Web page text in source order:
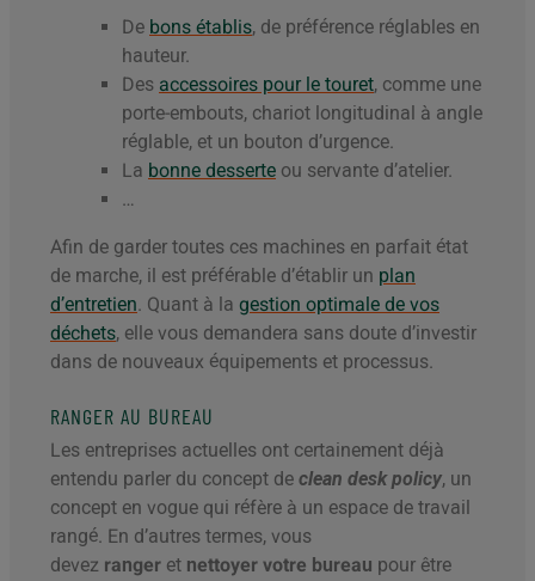
De bons établis, de préférence réglables en
hauteur.
Des accessoires pour le touret, comme une
porte-embouts, chariot longitudinal à angle
réglable, et un bouton d’urgence.
La bonne desserte ou servante d’atelier.
…
Afin de garder toutes ces machines en parfait état
de marche, il est préférable d’établir un plan
d’entretien. Quant à la gestion optimale de vos
déchets, elle vous demandera sans doute d’investir
dans de nouveaux équipements et processus.
RANGER AU BUREAU
Les entreprises actuelles ont certainement déjà
entendu parler du concept de clean desk policy, un
concept en vogue qui réfère à un espace de travail
rangé. En d’autres termes, vous
devez ranger et nettoyer votre bureau pour être